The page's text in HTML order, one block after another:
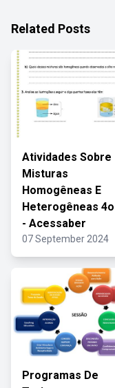
Related Posts
Atividades Sobre
Misturas
Homogêneas E
Heterogêneas
- Acessaber
07 September 2024
Programas De